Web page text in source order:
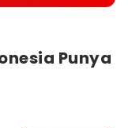
Punya